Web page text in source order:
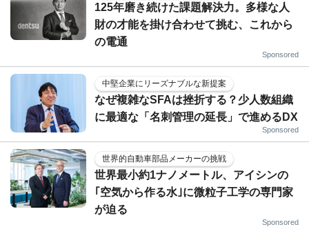
125年磨き続けた課題解決力。多様な人
財の才能を掛け合わせて挑む、これから
の電通
Sponsored
中堅企業にリーズナブルな新提案
なぜ複雑なSFAは挫折する？少人数組織
に最適な「名刺管理の延長」で進めるDX
Sponsored
世界的自動車部品メーカーの挑戦
世界最小約1ナノメートル、アイシンの
｢空気から作る水｣に微粒子工学の専門家
が迫る
Sponsored